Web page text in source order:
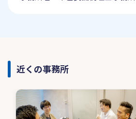
近くの事務所